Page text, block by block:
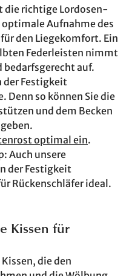
die richtige Lordosen-
Aufnahme des
den Liegekomfort. Ein
Federleisten nimmt
bedarfsgerecht auf.
der Festigkeit
so können Sie die
und dem Becken
optimal ein.
Auch unsere
der Festigkeit
Rückenschläfer ideal.
Kissen für
die den